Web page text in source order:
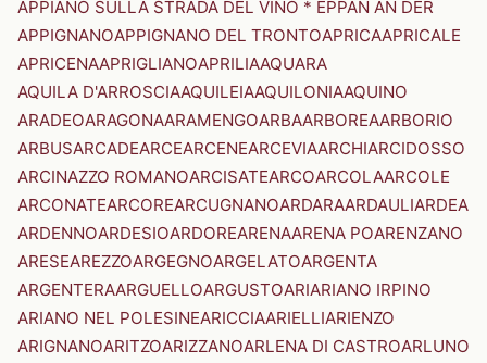
APPIANO SULLA STRADA DEL VINO * EPPAN AN DER
APPIGNANOAPPIGNANO DEL TRONTOAPRICAAPRICALE
APRICENAAPRIGLIANOAPRILIAAQUARA
AQUILA D'ARROSCIAAQUILEIAAQUILONIAAQUINO
ARADEOARAGONAARAMENGOARBAARBOREAARBORIO
ARBUSARCADEARCEARCENEARCEVIAARCHIARCIDOSSO
ARCINAZZO ROMANOARCISATEARCOARCOLAARCOLE
ARCONATEARCOREARCUGNANOARDARAARDAULIARDEA
ARDENNOARDESIOARDOREARENAARENA POARENZANO
ARESEAREZZOARGEGNOARGELATOARGENTA
ARGENTERAARGUELLOARGUSTOARIARIANO IRPINO
ARIANO NEL POLESINEARICCIAARIELLIARIENZO
ARIGNANOARITZOARIZZANOARLENA DI CASTROARLUNO